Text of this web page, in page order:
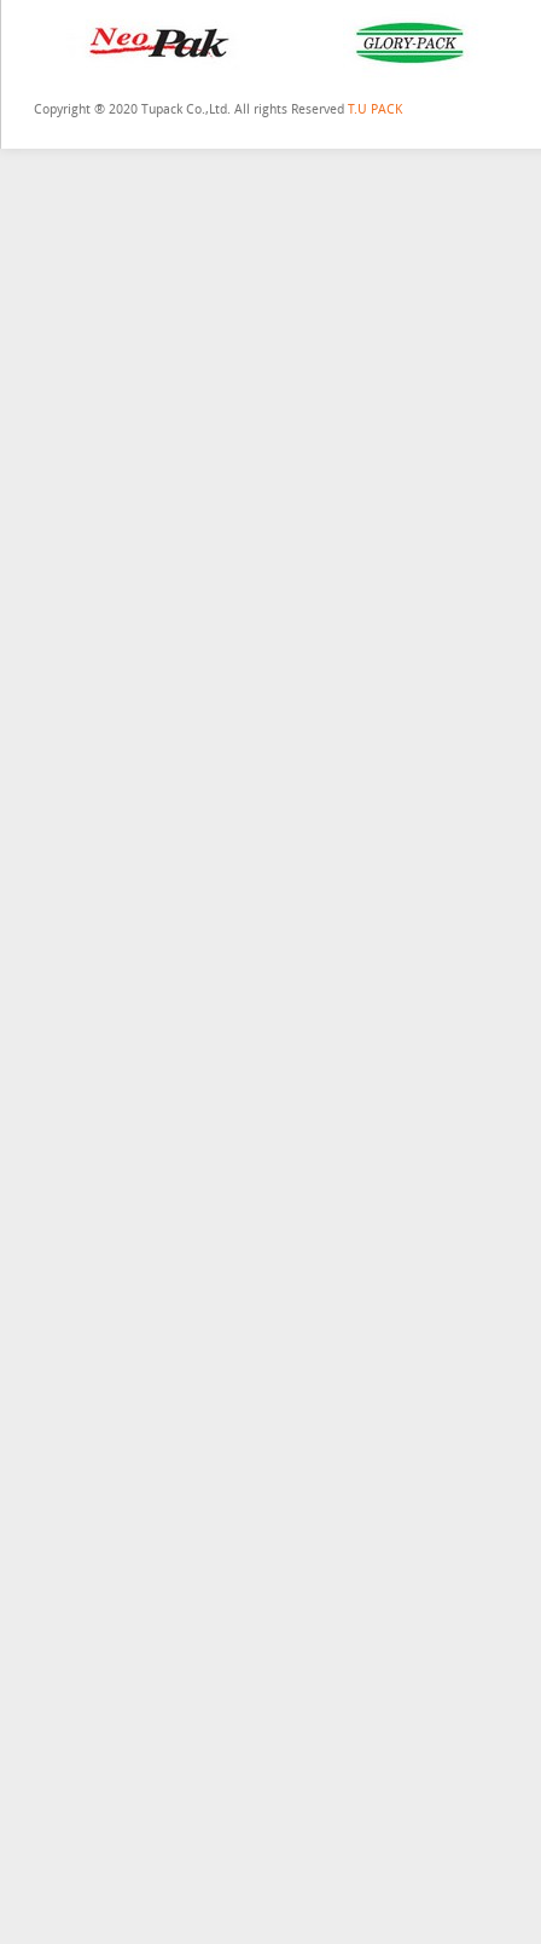
Copyright ® 2020 Tupack Co.,Ltd. All rights Reserved T.U PACK